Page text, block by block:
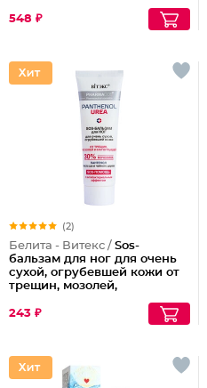
548 ₽
(2)
Белита - Витекс / Sos-
бальзам для ног для очень
сухой, огрубевшей кожи от
трещин, мозолей,
Urea
243 ₽